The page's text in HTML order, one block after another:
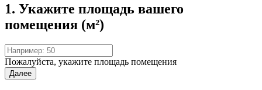
1. Укажите площадь вашего
помещения (м²)
Пожалуйста, укажите площадь помещения
Далее